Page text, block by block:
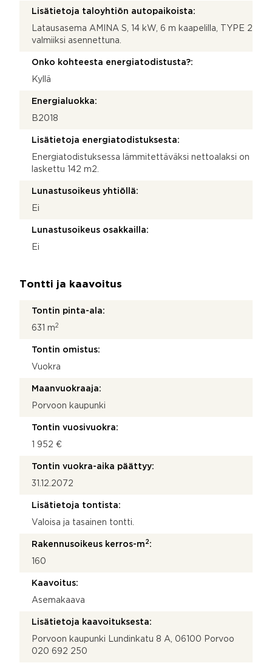
Lisätietoja taloyhtiön autopaikoista:
Latausasema AMINA S, 14 kW, 6 m kaapelilla, TYPE 2
valmiiksi asennettuna.
Onko kohteesta energiatodistusta?:
Kyllä
Energialuokka:
B2018
Lisätietoja energiatodistuksesta:
Energiatodistuksessa lämmitettäväksi nettoalaksi on
laskettu 142 m2.
Lunastusoikeus yhtiöllä:
Ei
Lunastusoikeus osakkailla:
Ei
Tontti ja kaavoitus
Tontin pinta-ala:
631 m2
Tontin omistus:
Vuokra
Maanvuokraaja:
Porvoon kaupunki
Tontin vuosivuokra:
1 952 €
Tontin vuokra-aika päättyy:
31.12.2072
Lisätietoja tontista:
Valoisa ja tasainen tontti.
Rakennusoikeus kerros-m 2 :
160
Kaavoitus:
Asemakaava
Lisätietoja kaavoituksesta:
Porvoon kaupunki Lundinkatu 8 A, 06100 Porvoo
020 692 250